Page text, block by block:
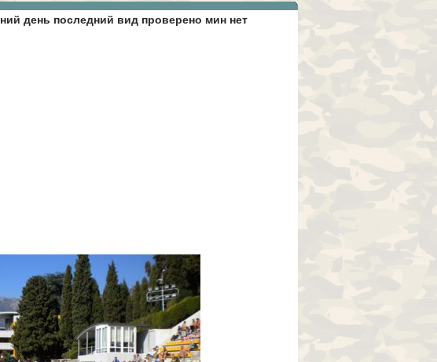
день последний вид проверено мин нет